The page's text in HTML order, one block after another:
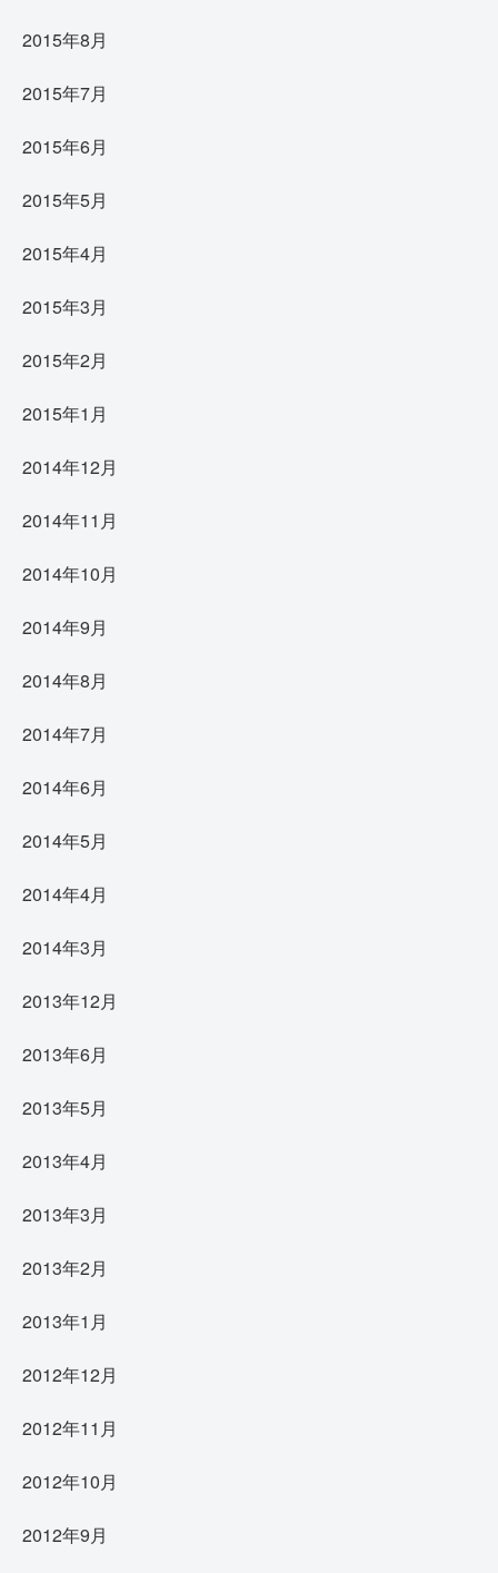
2015年8月
2015年7月
2015年6月
2015年5月
2015年4月
2015年3月
2015年2月
2015年1月
2014年12月
2014年11月
2014年10月
2014年9月
2014年8月
2014年7月
2014年6月
2014年5月
2014年4月
2014年3月
2013年12月
2013年6月
2013年5月
2013年4月
2013年3月
2013年2月
2013年1月
2012年12月
2012年11月
2012年10月
2012年9月